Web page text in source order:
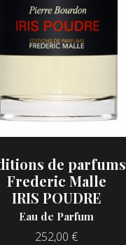
de parfums
Frederic Malle
IRIS POUDRE
Eau de Parfum
252,00 €